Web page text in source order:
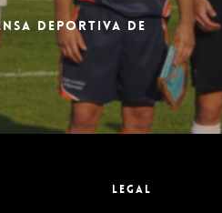
DEPORTIVA DE
LEGAL